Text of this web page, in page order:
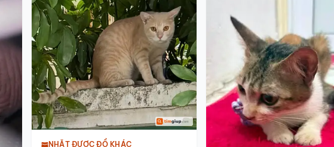
NHẶT ĐƯỢC ĐỒ KHÁC